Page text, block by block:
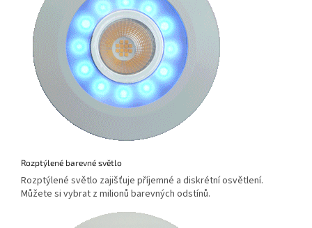
Rozptýlené barevné světlo
Rozptýlené světlo zajišťuje příjemné a diskrétní osvětlení.
Můžete si vybrat z milionů barevných odstínů.